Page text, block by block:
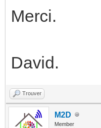
Merci.
David.
Trouver
M2D
Member